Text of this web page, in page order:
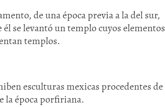
de una época previa a la del sur,
se levantó un templo cuyos elementos
templos.
esculturas mexicas procedentes de
la época porfiriana.